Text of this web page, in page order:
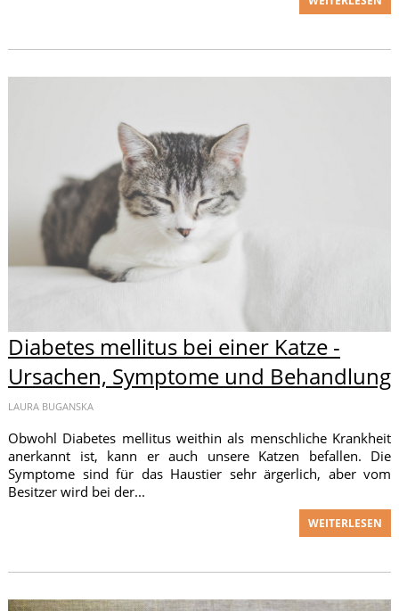
Diabetes mellitus bei einer Katze -
Ursachen, Symptome und Behandlung
LAURA BUGANSKA
Obwohl Diabetes mellitus weithin als menschliche Krankheit
anerkannt ist, kann er auch unsere Katzen befallen. Die
Symptome sind für das Haustier sehr ärgerlich, aber vom
Besitzer wird bei der...
WEITERLESEN